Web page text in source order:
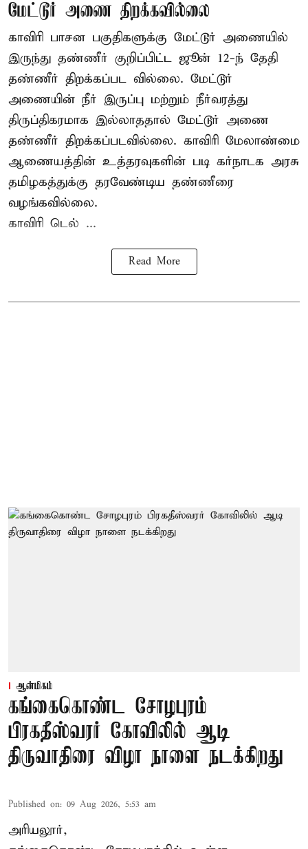
மேட்டூர் அணை திறக்கவில்லை
காவிரி பாசன பகுதிகளுக்கு மேட்டூர் அணையில்
இருந்து தண்ணீர் குறிப்பிட்ட ஜூன் 12-ந் தேதி
தண்ணீர் திறக்கப்பட வில்லை. மேட்டூர்
அணையின் நீர் இருப்பு மற்றும் நீர்வரத்து
திருப்திகரமாக இல்லாததால் மேட்டூர் அணை
தண்ணீர் திறக்கப்படவில்லை. காவிரி மேலாண்மை
ஆணையத்தின் உத்தரவுகளின் படி கர்நாடக அரசு
தமிழகத்துக்கு தரவேண்டிய தண்ணீரை
வழங்கவில்லை.
காவிரி டெல் ...
Read More
ஆன்மிகம்
கங்கைகொண்ட சோழபுரம்
பிரகதீஸ்வரர் கோவிலில் ஆடி
திருவாதிரை விழா நாளை நடக்கிறது
Published on: 09 Aug 2026, 5:53 am
அரியலூர்,